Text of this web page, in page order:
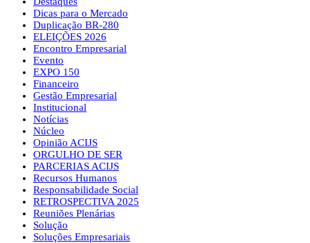
Dicas para o Mercado
Duplicação BR-280
ELEIÇÕES 2026
Encontro Empresarial
Evento
EXPO 150
Financeiro
Gestão Empresarial
Institucional
Notícias
Núcleo
Opinião ACIJS
ORGULHO DE SER
PARCERIAS ACIJS
Recursos Humanos
Responsabilidade Social
RETROSPECTIVA 2025
Reuniões Plenárias
Solução
Soluções Empresariais